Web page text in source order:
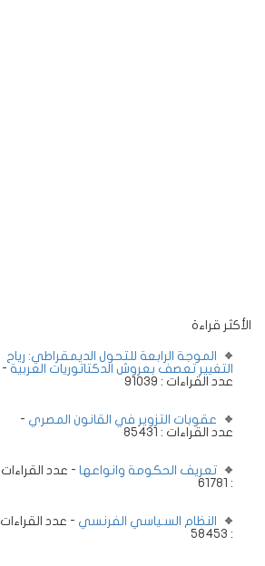
الأكثر قراءة
الموجة الرابعة للتحول الديمقراطي: رياح
التغيير تعصف بعروش الدكتاتوريات العربية -
عدد القراءات : 91039
عقوبات التزوير في القانون المصري -
عدد القراءات : 85431
تعريف الحكومة وانواعها - عدد القراءات
: 61781
النظام السـياسي الفرنسي - عدد القراءات
: 58453